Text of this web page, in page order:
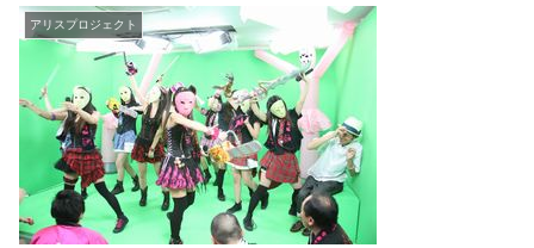
アリスプロジェクト